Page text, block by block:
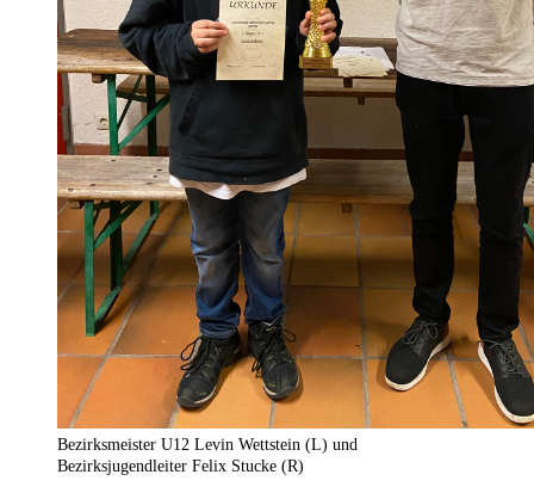
Bezirksmeister U12 Levin Wettstein (L) und
Bezirksjugendleiter Felix Stucke (R)